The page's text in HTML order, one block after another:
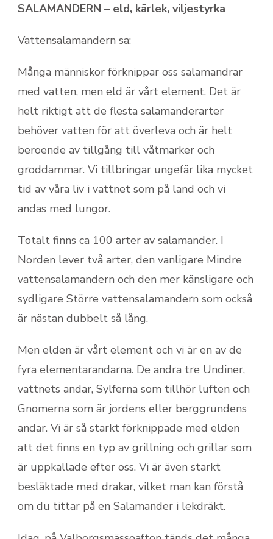
SALAMANDERN – eld, kärlek, viljestyrka
Vattensalamandern sa:
Många människor förknippar oss salamandrar
med vatten, men eld är vårt element. Det är
helt riktigt att de flesta salamanderarter
behöver vatten för att överleva och är helt
beroende av tillgång till våtmarker och
groddammar. Vi tillbringar ungefär lika mycket
tid av våra liv i vattnet som på land och vi
andas med lungor.
Totalt finns ca 100 arter av salamander. I
Norden lever två arter, den vanligare Mindre
vattensalamandern och den mer känsligare och
sydligare Större vattensalamandern som också
är nästan dubbelt så lång.
Men elden är vårt element och vi är en av de
fyra elementarandarna. De andra tre Undiner,
vattnets andar, Sylferna som tillhör luften och
Gnomerna som är jordens eller berggrundens
andar. Vi är så starkt förknippade med elden
att det finns en typ av grillning och grillar som
är uppkallade efter oss. Vi är även starkt
besläktade med drakar, vilket man kan förstå
om du tittar på en Salamander i lekdräkt.